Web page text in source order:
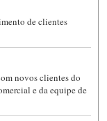
de clientes
novos clientes do
e da equipe de